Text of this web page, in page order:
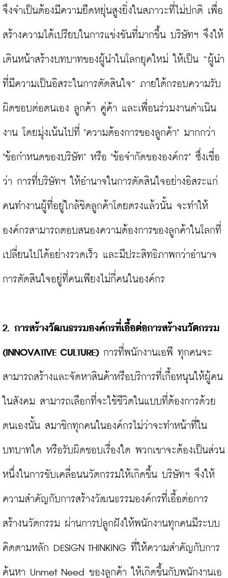
จึงจำเป็นต้องมีความยืดหยุ่นสูงยิ่งในสภาวะที่ไม่ปกติ เพื่อ
สร้างความได้เปรียบในการแข่งขันที่มากขึ้น บริษัทฯ จึงให้
เดินหน้าสร้างบทบาทของผู้นำในโลกยุคใหม่ ให้เป็น “ผู้นำ
ที่มีความเป็นอิสระในการตัดสินใจ” ภายใต้กรอบความรับ
ผิดชอบต่อตนเอง ลูกค้า คู่ค้า และเพื่อนร่วมงานดำเนิน
งาน โดยมุ่งเน้นไปที่ "ความต้องการของลูกค้า" มากกว่า
"ข้อกำหนดของบริษัท" หรือ "ข้อจำกัดขององค์กร" ซึ่งเชื่อ
ว่า การที่บริษัทฯ ให้อำนาจในการตัดสินใจอย่างอิสระแก่
คนทำงานผู้ที่อยู่ใกล้ชิดลูกค้าโดยตรงแล้วนั้น จะทำให้
องค์กรสามารถตอบสนองความต้องการของลูกค้าในโลกที่
เปลี่ยนไปได้อย่างรวดเร็ว และมีประสิทธิภาพกว่าอำนาจ
การตัดสินใจอยู่ที่คนเพียงไม่กี่คนในองค์กร
2. การสร้างวัฒนธรรมองค์กรที่เอื้อต่อการสร้างนวัตกรรม
(INNOVATIVE CULTURE) การที่พนักงานเอพี ทุกคนจะ
สามารถสร้างและจัดหาสินค้าหรือบริการที่เกื้อหนุนให้ผู้คน
ในสังคม สามารถเลือกที่จะใช้ชีวิตในแบบที่ต้องการด้วย
ตนเองนั้น สมาชิกทุกคนในองค์กรไม่ว่าจะทำหน้าที่ใน
บทบาทใด หรือรับผิดชอบเรื่องใด พวกเขาจะต้องเป็นส่วน
หนึ่งในการขับเคลื่อนนวัตกรรมให้เกิดขึ้น บริษัทฯ จึงให้
ความสำคัญกับการสร้างวัฒนธรรมองค์กรที่เอื้อต่อการ
สร้างนวัตกรรม ผ่านการปลูกฝังให้พนักงานทุกคนมีระบบ
คิดตามหลัก DESIGN THINKING ที่ให้ความสำคัญกับการ
ค้นหา Unmet Need ของลูกค้า ให้เกิดขึ้นกับพนักงานเอ